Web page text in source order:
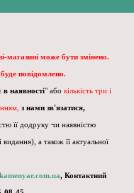
магазині може бути змінено.
повідомлено.
наявності" або кількість три і
з нами зв'язатися,
її додруку чи наявністю
видання), а також її актуальної
, Контактний